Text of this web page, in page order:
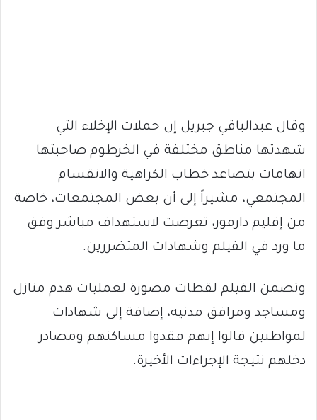
وقال عبدالباقي جبريل إن حملات الإخلاء التي
شهدتها مناطق مختلفة في الخرطوم صاحبتها
اتهامات بتصاعد خطاب الكراهية والانقسام
المجتمعي، مشيراً إلى أن بعض المجتمعات، خاصة
من إقليم دارفور، تعرضت لاستهداف مباشر وفق
ما ورد في الفيلم وشهادات المتضررين.
وتضمن الفيلم لقطات مصورة لعمليات هدم منازل
ومساجد ومرافق مدنية، إضافة إلى شهادات
لمواطنين قالوا إنهم فقدوا مساكنهم ومصادر
دخلهم نتيجة الإجراءات الأخيرة.